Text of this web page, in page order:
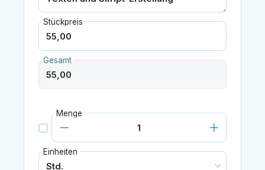
Stückpreis
Gesamt
Menge
Einheiten